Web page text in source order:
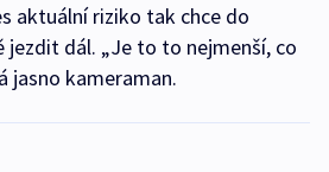
aktuální riziko tak chce do
jezdit dál. „Je to to nejmenší, co
jasno kameraman.